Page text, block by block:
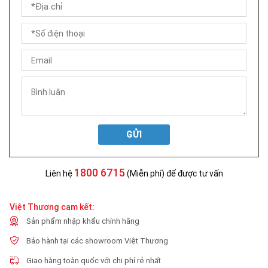
GỬI
Liên hệ 1800 6715 (Miễn phí) để được tư vấn
Việt Thương cam kết:
Sản phẩm nhập khẩu chính hãng
Bảo hành tại các showroom Việt Thương
Giao hàng toàn quốc với chi phí rẻ nhất